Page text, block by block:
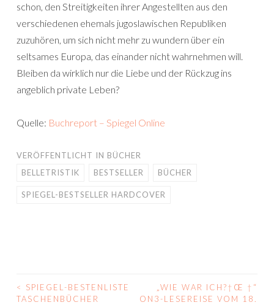
schon, den Streitigkeiten ihrer Angestellten aus den
verschiedenen ehemals jugoslawischen Republiken
zuzuhören, um sich nicht mehr zu wundern über ein
seltsames Europa, das einander nicht wahrnehmen will.
Bleiben da wirklich nur die Liebe und der Rückzug ins
angeblich private Leben?
Quelle: Buchreport – Spiegel Online
VERÖFFENTLICHT IN BÜCHER
BELLETRISTIK
BESTSELLER BÜCHER
SPIEGEL-BESTSELLER HARDCOVER
BEITRAGS-
<
SPIEGEL-BESTENLISTE
TASCHENBÜCHER
„WIE WAR ICH?†Œ †“
ON3-LESEREISE VOM 18.